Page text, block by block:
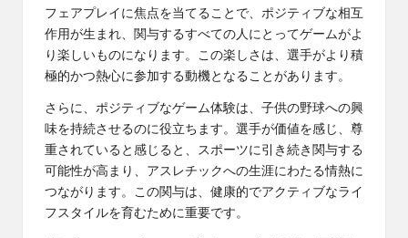
フェアプレイに焦点を当てることで、ポジティブな相互
作用が生まれ、関与するすべての人にとってゲームがよ
り楽しいものになります。この楽しさは、選手がより積
極的かつ熱心に参加する動機となることがあります。
さらに、ポジティブなゲーム体験は、子供の野球への興
味を持続させるのに役立ちます。選手が価値を感じ、尊
重されていると感じると、スポーツに引き続き関与する
可能性が高まり、アスレチックへの生涯にわたる情熱に
つながります。この関与は、健康的でアクティブなライ
フスタイルを育むために重要です。